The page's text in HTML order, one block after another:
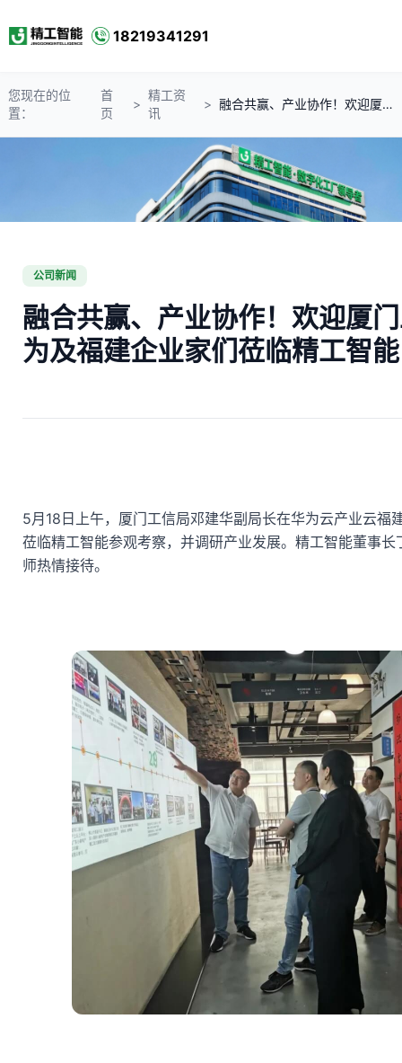
18219341291
您现在的位
置：
首
页
>
精工资
讯
> 融合共赢、产业协作！欢迎厦门工信局、厦门华为及福建企业家们莅临精工智能！
公司新闻
融合共赢、产业协作！欢迎厦
为及福建企业家们莅临精工智
5月18日上午，厦门工信局邓建华副局长在华为云产业云福
莅临精工智能参观考察，并调研产业发展。精工智能董事
师热情接待。